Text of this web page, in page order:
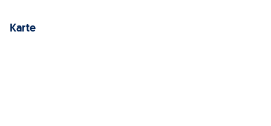
maksas; veļas nomaiņa: 3 reizes nedēļā; balkons; grīda:
Karte